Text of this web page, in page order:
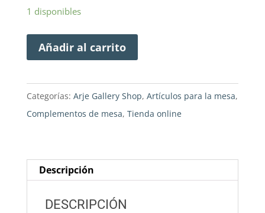
1 disponibles
Añadir al carrito
Categorías: Arje Gallery Shop, Artículos para la mesa,
Complementos de mesa, Tienda online
Descripción
DESCRIPCIÓN